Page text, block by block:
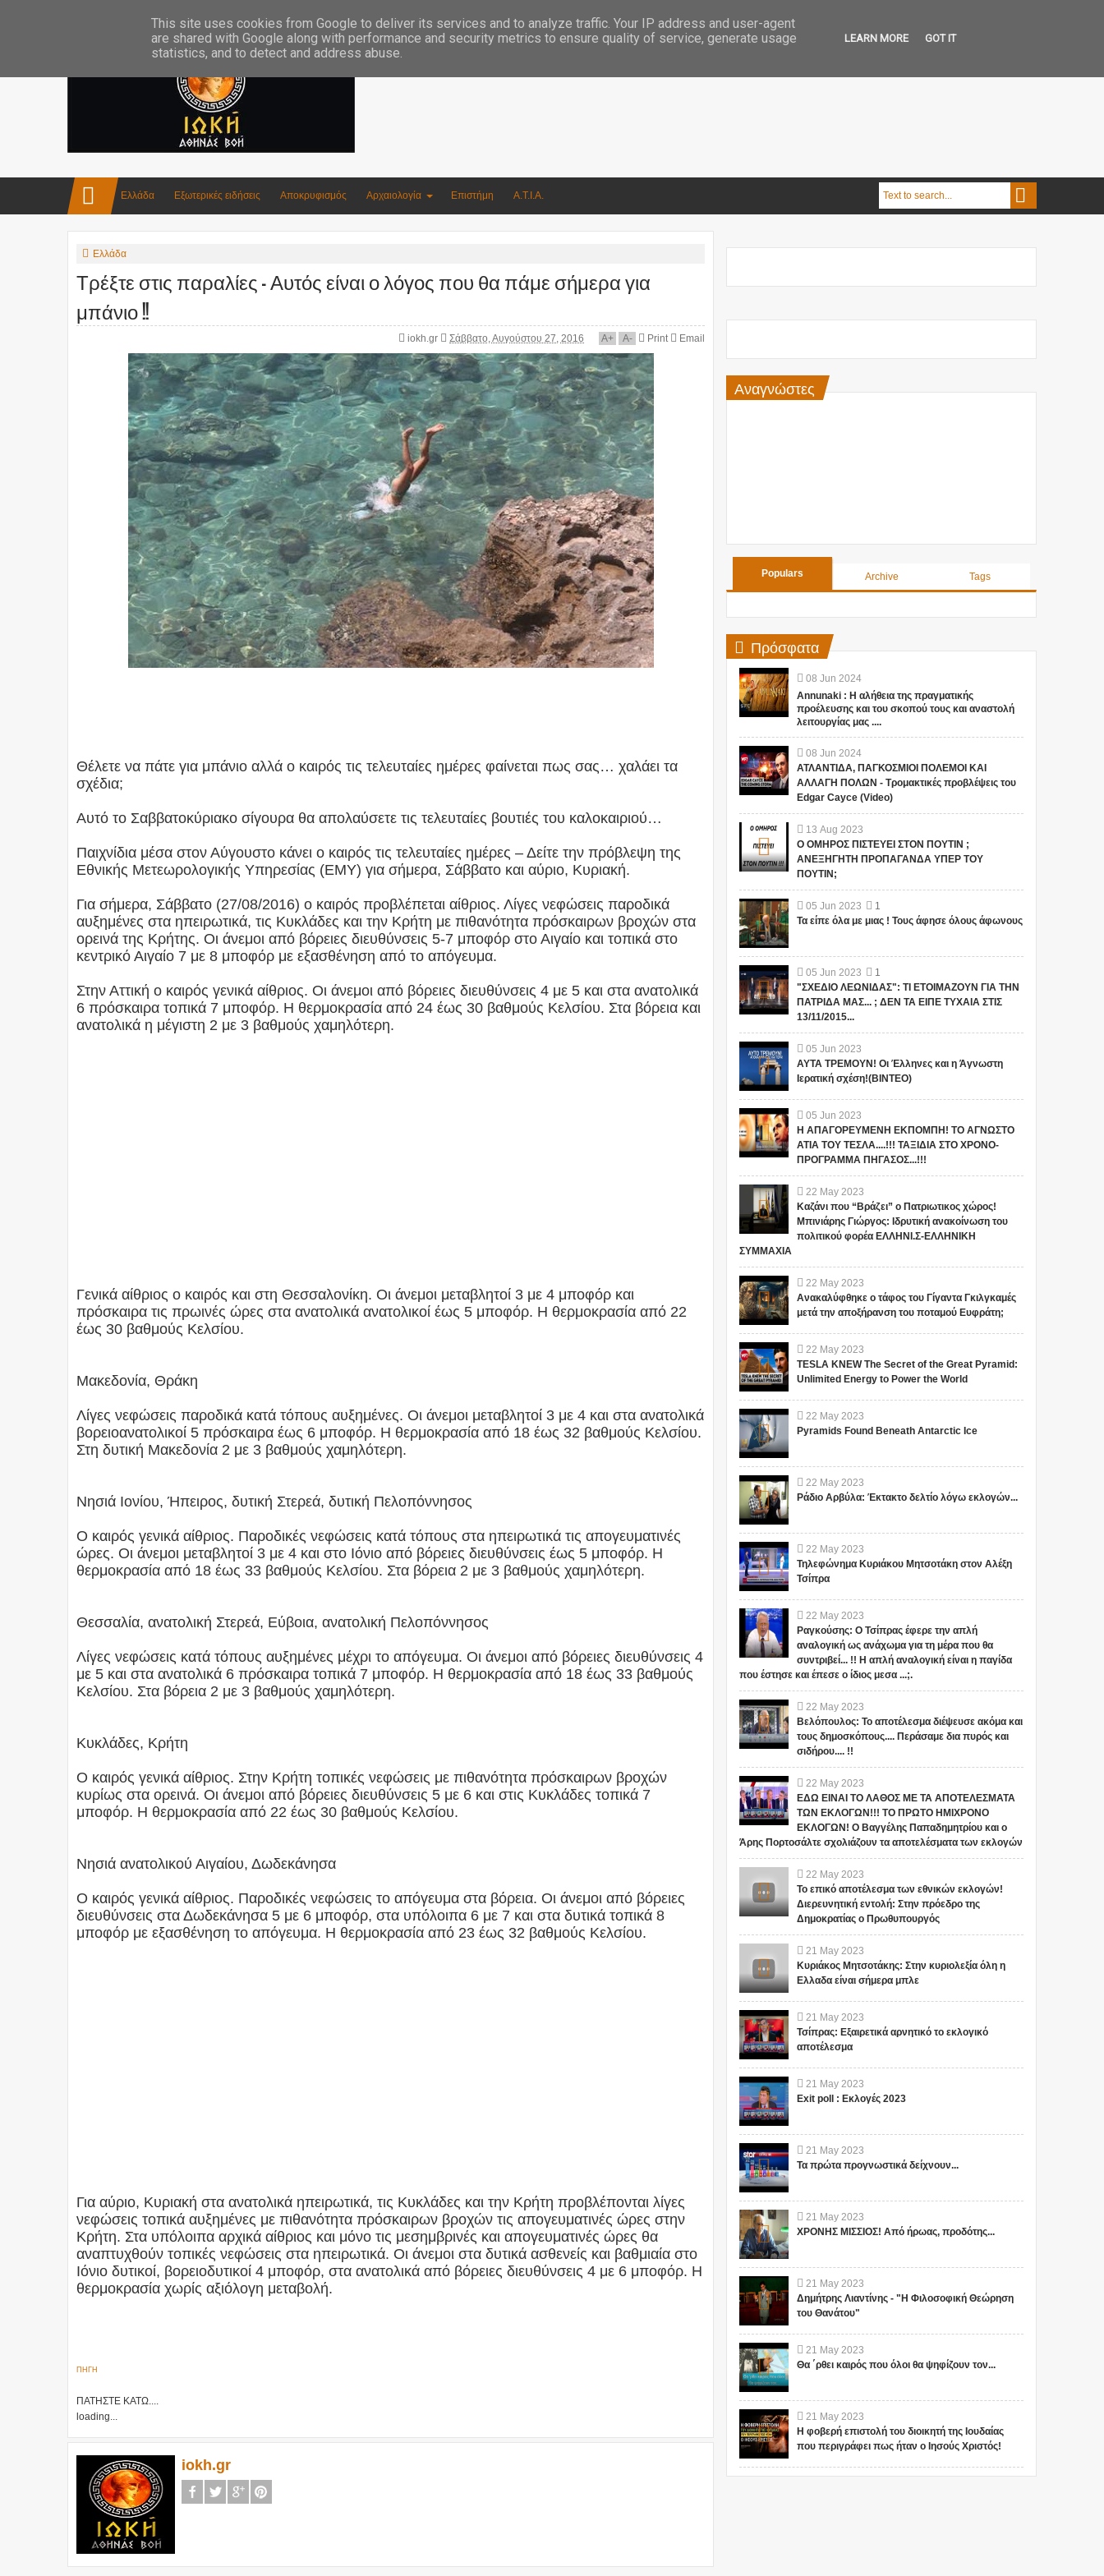
Ελλάδα Εξωτερικές ειδήσεις Αποκρυφισμός Αρχαιολογία Επιστήμη Α.Τ.Ι.Α.
Ελλάδα
Τρέξτε στις παραλίες - Αυτός είναι ο λόγος που θα πάμε σήμερα για
μπάνιο !!
iokh.gr Σάββατο, Αυγούστου 27, 2016 A+ A- Print Email
Θέλετε να πάτε για μπάνιο αλλά ο καιρός τις τελευταίες ημέρες φαίνεται πως σας… χαλάει τα
σχέδια;
Αυτό το Σαββατοκύριακο σίγουρα θα απολαύσετε τις τελευταίες βουτιές του καλοκαιριού…
Παιχνίδια μέσα στον Αύγουστο κάνει ο καιρός τις τελευταίες ημέρες – Δείτε την πρόβλεψη της
Εθνικής Μετεωρολογικής Υπηρεσίας (ΕΜΥ) για σήμερα, Σάββατο και αύριο, Κυριακή.
Για σήμερα, Σάββατο (27/08/2016) ο καιρός προβλέπεται αίθριος. Λίγες νεφώσεις παροδικά
αυξημένες στα ηπειρωτικά, τις Κυκλάδες και την Κρήτη με πιθανότητα πρόσκαιρων βροχών στα
ορεινά της Κρήτης. Οι άνεμοι από βόρειες διευθύνσεις 5-7 μποφόρ στο Αιγαίο και τοπικά στο
κεντρικό Αιγαίο 7 με 8 μποφόρ με εξασθένηση από το απόγευμα.
Στην Αττική ο καιρός γενικά αίθριος. Οι άνεμοι από βόρειες διευθύνσεις 4 με 5 και στα ανατολικά
6 πρόσκαιρα τοπικά 7 μποφόρ. Η θερμοκρασία από 24 έως 30 βαθμούς Κελσίου. Στα βόρεια και
ανατολικά η μέγιστη 2 με 3 βαθμούς χαμηλότερη.
Γενικά αίθριος ο καιρός και στη Θεσσαλονίκη. Οι άνεμοι μεταβλητοί 3 με 4 μποφόρ και
πρόσκαιρα τις πρωινές ώρες στα ανατολικά ανατολικοί έως 5 μποφόρ. Η θερμοκρασία από 22
έως 30 βαθμούς Κελσίου.
Μακεδονία, Θράκη
Λίγες νεφώσεις παροδικά κατά τόπους αυξημένες. Οι άνεμοι μεταβλητοί 3 με 4 και στα ανατολικά
βορειοανατολικοί 5 πρόσκαιρα έως 6 μποφόρ. Η θερμοκρασία από 18 έως 32 βαθμούς Κελσίου.
Στη δυτική Μακεδονία 2 με 3 βαθμούς χαμηλότερη.
Νησιά Ιονίου, Ήπειρος, δυτική Στερεά, δυτική Πελοπόννησος
Ο καιρός γενικά αίθριος. Παροδικές νεφώσεις κατά τόπους στα ηπειρωτικά τις απογευματινές
ώρες. Οι άνεμοι μεταβλητοί 3 με 4 και στο Ιόνιο από βόρειες διευθύνσεις έως 5 μποφόρ. Η
θερμοκρασία από 18 έως 33 βαθμούς Κελσίου. Στα βόρεια 2 με 3 βαθμούς χαμηλότερη.
Θεσσαλία, ανατολική Στερεά, Εύβοια, ανατολική Πελοπόννησος
Λίγες νεφώσεις κατά τόπους αυξημένες μέχρι το απόγευμα. Οι άνεμοι από βόρειες διευθύνσεις 4
με 5 και στα ανατολικά 6 πρόσκαιρα τοπικά 7 μποφόρ. Η θερμοκρασία από 18 έως 33 βαθμούς
Κελσίου. Στα βόρεια 2 με 3 βαθμούς χαμηλότερη.
Κυκλάδες, Κρήτη
Ο καιρός γενικά αίθριος. Στην Κρήτη τοπικές νεφώσεις με πιθανότητα πρόσκαιρων βροχών
κυρίως στα ορεινά. Οι άνεμοι από βόρειες διευθύνσεις 5 με 6 και στις Κυκλάδες τοπικά 7
μποφόρ. Η θερμοκρασία από 22 έως 30 βαθμούς Κελσίου.
Νησιά ανατολικού Αιγαίου, Δωδεκάνησα
Ο καιρός γενικά αίθριος. Παροδικές νεφώσεις το απόγευμα στα βόρεια. Οι άνεμοι από βόρειες
διευθύνσεις στα Δωδεκάνησα 5 με 6 μποφόρ, στα υπόλοιπα 6 με 7 και στα δυτικά τοπικά 8
μποφόρ με εξασθένηση το απόγευμα. Η θερμοκρασία από 23 έως 32 βαθμούς Κελσίου.
Για αύριο, Κυριακή στα ανατολικά ηπειρωτικά, τις Κυκλάδες και την Κρήτη προβλέπονται λίγες
νεφώσεις τοπικά αυξημένες με πιθανότητα πρόσκαιρων βροχών τις απογευματινές ώρες στην
Κρήτη. Στα υπόλοιπα αρχικά αίθριος και μόνο τις μεσημβρινές και απογευματινές ώρες θα
αναπτυχθούν τοπικές νεφώσεις στα ηπειρωτικά. Οι άνεμοι στα δυτικά ασθενείς και βαθμιαία στο
Ιόνιο δυτικοί, βορειοδυτικοί 4 μποφόρ, στα ανατολικά από βόρειες διευθύνσεις 4 με 6 μποφόρ. Η
θερμοκρασία χωρίς αξιόλογη μεταβολή.
ΠΗΓΗ
ΠΑΤΗΣΤΕ ΚΑΤΩ....
loading...
iokh.gr
Αναγνώστες
Populars Archive Tags
Πρόσφατα
08 Jun 2024
Annunaki : Η αλήθεια της πραγματικής
προέλευσης και του σκοπού τους και αναστολή
λειτουργίας μας ....
08 Jun 2024
ΑΤΛΑΝΤΙΔΑ, ΠΑΓΚΟΣΜΙΟΙ ΠΟΛΕΜΟΙ ΚΑΙ
ΑΛΛΑΓΗ ΠΟΛΩΝ - Τρομακτικές προβλέψεις του
Edgar Cayce (Video)
13 Aug 2023
Ο ΟΜΗΡΟΣ ΠΙΣΤΕΥΕΙ ΣΤΟΝ ΠΟΥΤΙΝ ;
ΑΝΕΞΗΓΗΤΗ ΠΡΟΠΑΓΑΝΔΑ ΥΠΕΡ ΤΟΥ
ΠΟΥΤΙΝ;
05 Jun 2023
1
Τα είπε όλα με μιας ! Τους άφησε όλους άφωνους
05 Jun 2023
1
"ΣΧΕΔΙΟ ΛΕΩΝΙΔΑΣ": ΤΙ ΕΤΟΙΜΑΖΟΥΝ ΓΙΑ ΤΗΝ
ΠΑΤΡΙΔΑ ΜΑΣ... ; ΔΕΝ ΤΑ ΕΙΠΕ ΤΥΧΑΙΑ ΣΤΙΣ
13/11/2015...
05 Jun 2023
ΑΥΤΑ ΤΡΕΜΟΥΝ! Οι Έλληνες και η Άγνωστη
Ιερατική σχέση!(ΒΙΝΤΕΟ)
05 Jun 2023
Η ΑΠΑΓΟΡΕΥΜΕΝΗ ΕΚΠΟΜΠΗ! ΤΟ ΑΓΝΩΣΤΟ
ΑΤΙΑ ΤΟΥ ΤΕΣΛΑ....!!! ΤΑΞΙΔΙΑ ΣΤΟ ΧΡΟΝΟ-
ΠΡΟΓΡΑΜΜΑ ΠΗΓΑΣΟΣ...!!!
22 May 2023
Καζάνι που “Βράζει” ο Πατριωτικος χώρος!
Μπινιάρης Γιώργος: Ιδρυτική ανακοίνωση του
πολιτικού φορέα ΕΛΛΗΝΙ.Σ-ΕΛΛΗΝΙΚΗ
ΣΥΜΜΑΧΙΑ
22 May 2023
Ανακαλύφθηκε ο τάφος του Γίγαντα Γκιλγκαμές
μετά την αποξήρανση του ποταμού Ευφράτη;
22 May 2023
TESLA KNEW The Secret of the Great Pyramid:
Unlimited Energy to Power the World
22 May 2023
Pyramids Found Beneath Antarctic Ice
22 May 2023
Ράδιο Αρβύλα: Έκτακτο δελτίο λόγω εκλογών...
22 May 2023
Τηλεφώνημα Κυριάκου Μητσοτάκη στον Αλέξη
Τσίπρα
22 May 2023
Ραγκούσης: Ο Τσίπρας έφερε την απλή
αναλογική ως ανάχωμα για τη μέρα που θα
συντριβεί... !! Η απλή αναλογική είναι η παγίδα
που έστησε και έπεσε ο ίδιος μεσα ...;.
22 May 2023
Βελόπουλος: Το αποτέλεσμα διέψευσε ακόμα και
τους δημοσκόπους.... Περάσαμε δια πυρός και
σιδήρου.... !!
22 May 2023
ΕΔΩ ΕΙΝΑΙ ΤΟ ΛΑΘΟΣ ΜΕ ΤΑ ΑΠΟΤΕΛΕΣΜΑΤΑ
ΤΩΝ ΕΚΛΟΓΩΝ!!! ΤΟ ΠΡΩΤΟ ΗΜΙΧΡΟΝΟ
ΕΚΛΟΓΩΝ! Ο Βαγγέλης Παπαδημητρίου και ο
Άρης Πορτοσάλτε σχολιάζουν τα αποτελέσματα των εκλογών
22 May 2023
Το επικό αποτέλεσμα των εθνικών εκλογών!
Διερευνητική εντολή: Στην πρόεδρο της
Δημοκρατίας ο Πρωθυπουργός
21 May 2023
Κυριάκος Μητσοτάκης: Στην κυριολεξία όλη η
Ελλαδα είναι σήμερα μπλε
21 May 2023
Τσίπρας: Εξαιρετικά αρνητικό το εκλογικό
αποτέλεσμα
21 May 2023
Exit poll : Εκλογές 2023
21 May 2023
Τα πρώτα προγνωστικά δείχνουν...
21 May 2023
ΧΡΟΝΗΣ ΜΙΣΣΙΟΣ! Από ήρωας, προδότης...
21 May 2023
Δημήτρης Λιαντίνης - "Η Φιλοσοφική Θεώρηση
του Θανάτου"
21 May 2023
Θα ΄ρθει καιρός που όλοι θα ψηφίζουν τον...
21 May 2023
Η φοβερή επιστολή του διοικητή της Ιουδαίας
που περιγράφει πως ήταν ο Ιησούς Χριστός!
This site uses cookies from Google to deliver its services and to analyze traffic. Your IP address and user-agent
are shared with Google along with performance and security metrics to ensure quality of service, generate usage
statistics, and to detect and address abuse.
LEARN MORE GOT IT